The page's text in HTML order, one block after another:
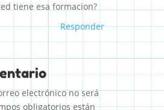
tiene esa formacion?
Responder
electrónico no será
obligatorios están